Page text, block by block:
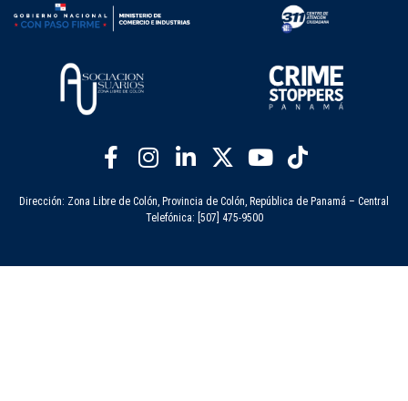
Dirección: Zona Libre de Colón, Provincia de Colón, República de Panamá – Central
Telefónica: [507] 475-9500